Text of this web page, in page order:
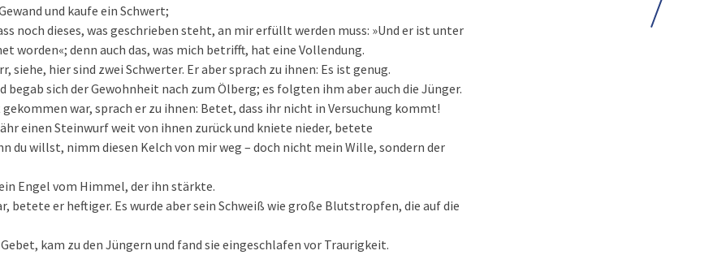
und kaufe ein Schwert;
noch dieses, was geschrieben steht, an mir erfüllt werden muss: »Und er ist unter
worden«; denn auch das, was mich betrifft, hat eine Vollendung.
siehe, hier sind zwei Schwerter. Er aber sprach zu ihnen: Es ist genug.
begab sich der Gewohnheit nach zum Ölberg; es folgten ihm aber auch die Jünger.
gekommen war, sprach er zu ihnen: Betet, dass ihr nicht in Versuchung kommt!
einen Steinwurf weit von ihnen zurück und kniete nieder, betete
du willst, nimm diesen Kelch von mir weg – doch nicht mein Wille, sondern der
Engel vom Himmel, der ihn stärkte.
betete er heftiger. Es wurde aber sein Schweiß wie große Blutstropfen, die auf die
kam zu den Jüngern und fand sie eingeschlafen vor Traurigkeit.